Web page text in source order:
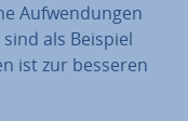
Auf­wen­dun­gen
als Beispiel
ist zur besseren